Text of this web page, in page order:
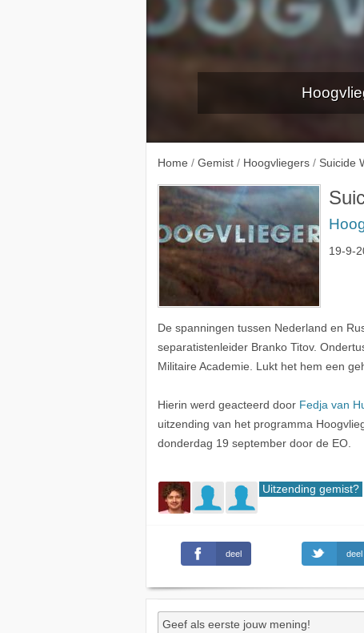
Home / Gemist / Hoogvliegers / Suicide
19-9-
De spanningen tussen Nederland en
separatistenleider Branko Titov.
Militaire Academie. Lukt het hem een
Hierin werd geacteerd door Fedja van
uitzending van het programma
donderdag 19 september door de EO.
Uitzending gemist?
deel deel